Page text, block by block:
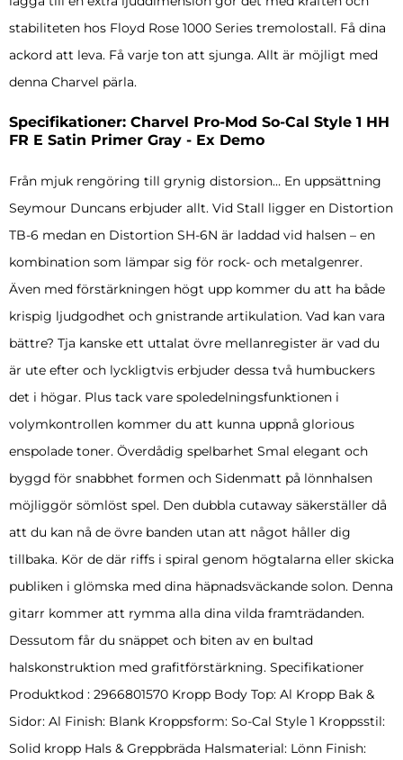
stabiliteten hos Floyd Rose 1000 Series tremolostall. Få dina
ackord att leva. Få varje ton att sjunga. Allt är möjligt med
denna Charvel pärla.
Specifikationer: Charvel Pro-Mod So-Cal Style 1 HH
FR E Satin Primer Gray - Ex Demo
Från mjuk rengöring till grynig distorsion… En uppsättning
Seymour Duncans erbjuder allt. Vid Stall ligger en Distortion
TB-6 medan en Distortion SH-6N är laddad vid halsen – en
kombination som lämpar sig för rock- och metalgenrer.
Även med förstärkningen högt upp kommer du att ha både
krispig ljudgodhet och gnistrande artikulation. Vad kan vara
bättre? Tja kanske ett uttalat övre mellanregister är vad du
är ute efter och lyckligtvis erbjuder dessa två humbuckers
det i högar. Plus tack vare spoledelningsfunktionen i
volymkontrollen kommer du att kunna uppnå glorious
enspolade toner. Överdådig spelbarhet Smal elegant och
byggd för snabbhet formen och Sidenmatt på lönnhalsen
möjliggör sömlöst spel. Den dubbla cutaway säkerställer då
att du kan nå de övre banden utan att något håller dig
tillbaka. Kör de där riffs i spiral genom högtalarna eller skicka
publiken i glömska med dina häpnadsväckande solon. Denna
gitarr kommer att rymma alla dina vilda framträdanden.
Dessutom får du snäppet och biten av en bultad
halskonstruktion med grafitförstärkning. Specifikationer
Produktkod : 2966801570 Kropp Body Top: Al Kropp Bak &
Sidor: Al Finish: Blank Kroppsform: So-Cal Style 1 Kroppsstil:
Solid kropp Hals & Greppbräda Halsmaterial: Lönn Finish: